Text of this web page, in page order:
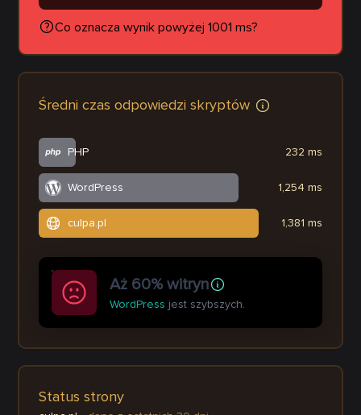
Co oznacza wynik powyżej 1001 ms?
Średni czas odpowiedzi skryptów
PHP
WordPress
culpa.pl
232 ms
1,254 ms
1,381 ms
Aż 60% witryn
WordPress jest szybszych.
Status strony